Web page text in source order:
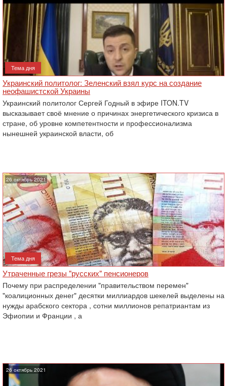
Тема дня
Украинский политолог: Зеленский взял курс на создание
неофашистской Украины
Украинский политолог Сергей Годный в эфире ITON.TV
высказывает своё мнение о причинах энергетического кризиса в
стране, об уровне компетентности и профессионализма
нынешней украинской власти, об
26 октябрь 2021
Тема дня
Утраченные грезы "русских" пенсионеров
Почему при распределении "правительством перемен"
"коалиционных денег" десятки миллиардов шекелей выделены на
нужды арабского сектора , сотни миллионов репатриантам из
Эфиопии и Франции , а
26 октябрь 2021